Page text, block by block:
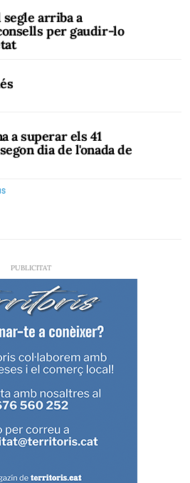
segle arriba a
per gaudir-lo
a superar els 41
dia de l'onada de